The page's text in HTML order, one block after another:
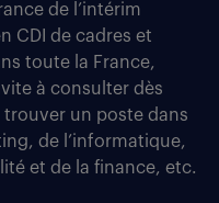
de l’intérim
CDI de cadres et
toute la France,
à consulter dès
un poste dans
de l’informatique,
et de la finance, etc.